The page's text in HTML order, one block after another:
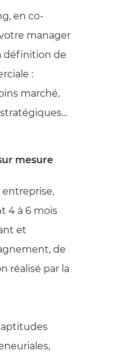
en co-
manager
définition de
:
marché,
mesure
entreprise,
4 à 6 mois
et
de
réalisé par la